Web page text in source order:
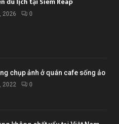
2026 0
chụp ảnh ở quán cafe sống ảo
2022 0